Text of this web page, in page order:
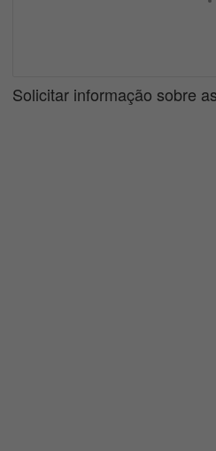
Solicitar informação sobre